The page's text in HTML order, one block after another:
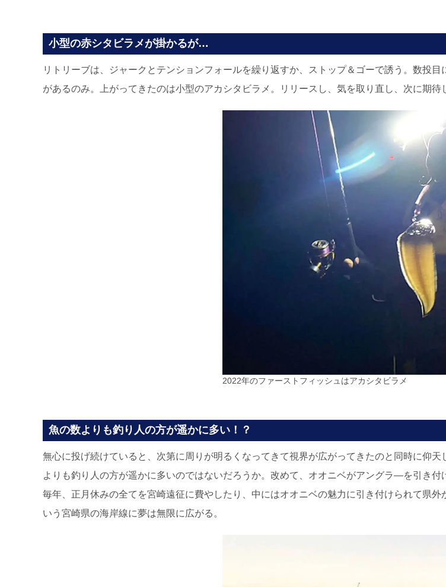
小型の赤シタビラメが掛かるが…
リトリーブは、ジャークとテンションフォールを繰り返すか、ストップ＆ゴーで誘う。数投
があるのみ。上がってきたのは小型のアカシタビラメ。リリースし、気を取り直し、次に期待
2022年のファーストフィッシュはアカシタビラメ
魚の数よりも釣り人の方が遥かに多い！？
無心に投げ続けていると、次第に周りが明るくなってきて視界が広がってきたのと同時に仰
よりも釣り人の方が遥かに多いのではないだろうか。改めて、オオニベがアングラ―を引き付
毎年、正月休みの全てを宮崎遠征に費やしたり、中にはオオニベの魅力に引き付けられて県
いう宮崎県の海岸線に夢は無限に広がる。